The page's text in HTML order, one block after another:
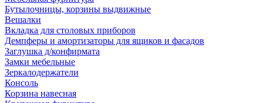
Бутылочницы, корзины выдвижные
Вешалки
Вкладка для столовых приборов
Демпферы и амортизаторы для ящиков и фасадов
Заглушка д/конфирмата
Замки мебельные
Зеркалодержатели
Консоль
Корзина навесная